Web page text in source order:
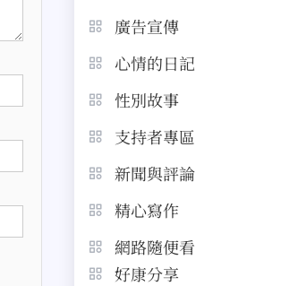
廣告宣傳
心情的日記
性別故事
支持者專區
新聞與評論
精心寫作
網路隨便看
好康分享